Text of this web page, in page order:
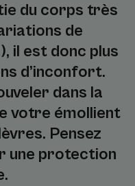
du corps très
de
il est donc plus
d’inconfort.
dans la
votre émollient
Pensez
une protection